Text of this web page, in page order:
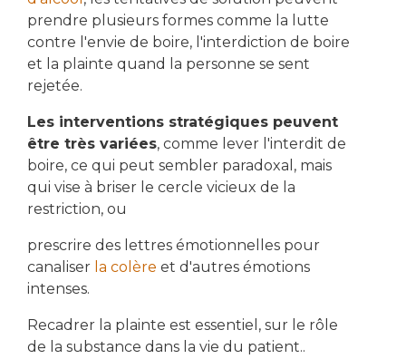
prendre plusieurs formes comme la lutte
contre l'envie de boire, l'interdiction de boire
et la plainte quand la personne se sent
rejetée.
Les interventions stratégiques peuvent
être très variées, comme lever l'interdit de
boire, ce qui peut sembler paradoxal, mais
qui vise à briser le cercle vicieux de la
restriction, ou
prescrire des lettres émotionnelles pour
canaliser la colère et d'autres émotions
intenses.
Recadrer la plainte est essentiel, sur le rôle
de la substance dans la vie du patient..